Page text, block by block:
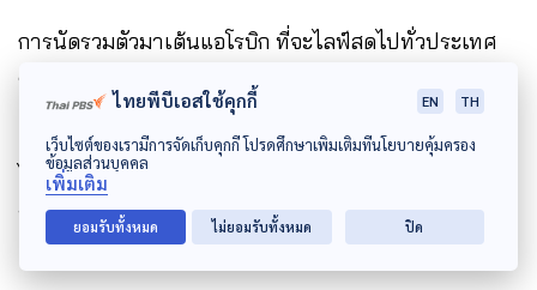
การนัดรวมตัวมาเต้นแอโรบิก ที่จะไลฟ์สดไปทั่วประเทศ
ชวนทุกคนมาขยับร่างกายเพื่อตัวเองและเมืองแห่งนี้
เฉพาะวันที่ 20 มิ.ย. ระหว่างเวลา 17.00 – 17.30 น. (เริ่ม
ไลฟ์สดทุกช่องทางออนไลน์ของ Thai PBS เวลา 16.30
น.)
ไทยพีบีเอสใช้คุกกี้ EN TH
เว็บไซต์ของเรามีการจัดเก็บคุกกี้ โปรดศึกษาเพิ่มเติมที่นโยบายคุ้มครอง
ข้อมูลส่วนบุคคล
เพิ่มเติม
ยอมรับทั้งหมด ไม่ยอมรับทั้งหมด ปิด